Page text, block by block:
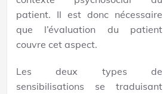
patient. Il est donc nécessaire
que l’évaluation du patient
couvre cet aspect.
Les deux types de
sensibilisations se traduisant